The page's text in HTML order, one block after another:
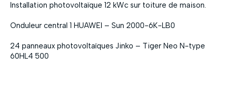
Installation photovoltaïque 12 kWc sur toiture de maison.
Onduleur central 1 HUAWEI – Sun 2000-6K-LB0
24 panneaux photovoltaïques Jinko – Tiger Neo N-type
60HL4 500